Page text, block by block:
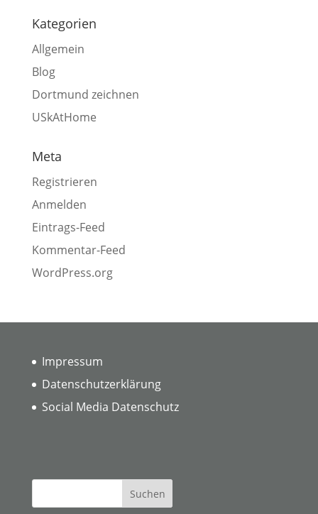
Kategorien
Allgemein
Blog
Dortmund zeichnen
USkAtHome
Meta
Registrieren
Anmelden
Eintrags-Feed
Kommentar-Feed
WordPress.org
Impressum
Datenschutzerklärung
Social Media Datenschutz